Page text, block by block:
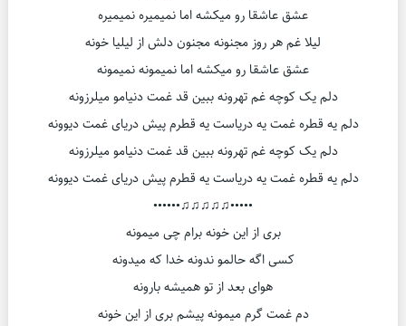
عشق عاشقا رو میکشه اما نمیمیره نمیمیره
لیلا غم هر روز مجنونه مجنون دلش از لیلیا خونه
عشق عاشقا رو میکشه اما نمیمونه نمیمونه
دلم یک کوچه غم تهرونه ببین قد غمت دنیامو میلرزونه
دلم یه قطره غمت یه دریاست یه قطرم پیش دریای غمت دیوونه
دلم یک کوچه غم تهرونه ببین قد غمت دنیامو میلرزونه
دلم یه قطره غمت یه دریاست یه قطرم پیش دریای غمت دیوونه
•••••♫♫♫♫♫••••••
بری از این خونه برام چی میمونه
کسی اگه حالمو ندونه خدا که میدونه
هوای بعد از تو همیشه بارونه
دم غمت گرم میمونه پیشم بری از این خونه